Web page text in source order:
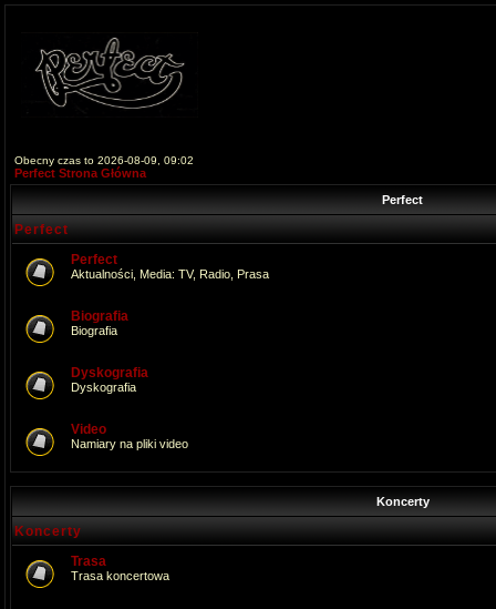
Obecny czas to 2026-08-09, 09:02
Perfect Strona Główna
Perfect
Perfect
Perfect
Aktualności, Media: TV, Radio, Prasa
Biografia
Biografia
Dyskografia
Dyskografia
Video
Namiary na pliki video
Koncerty
Koncerty
Trasa
Trasa koncertowa